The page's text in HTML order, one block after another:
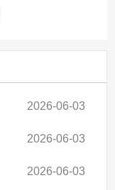
2026-06-03
2026-06-03
2026-06-03